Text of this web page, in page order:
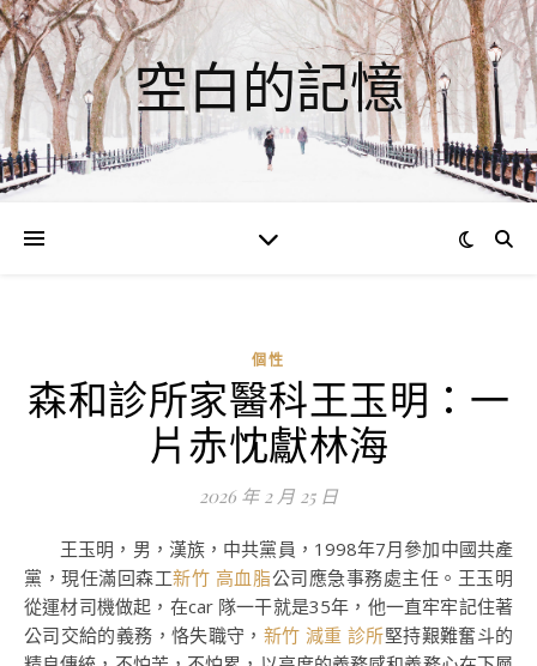
空白的記憶
個性
森和診所家醫科王玉明：一
片赤忱獻林海
2026 年 2 月 25 日
王玉明，男，漢族，中共黨員，1998年7月參加中國共產
黨，現任滿回森工新竹 高血脂公司應急事務處主任。王玉明
從運材司機做起，在car 隊一干就是35年，他一直牢牢記住著
公司交給的義務，恪失職守， 新竹 減重 診所堅持艱難奮斗的